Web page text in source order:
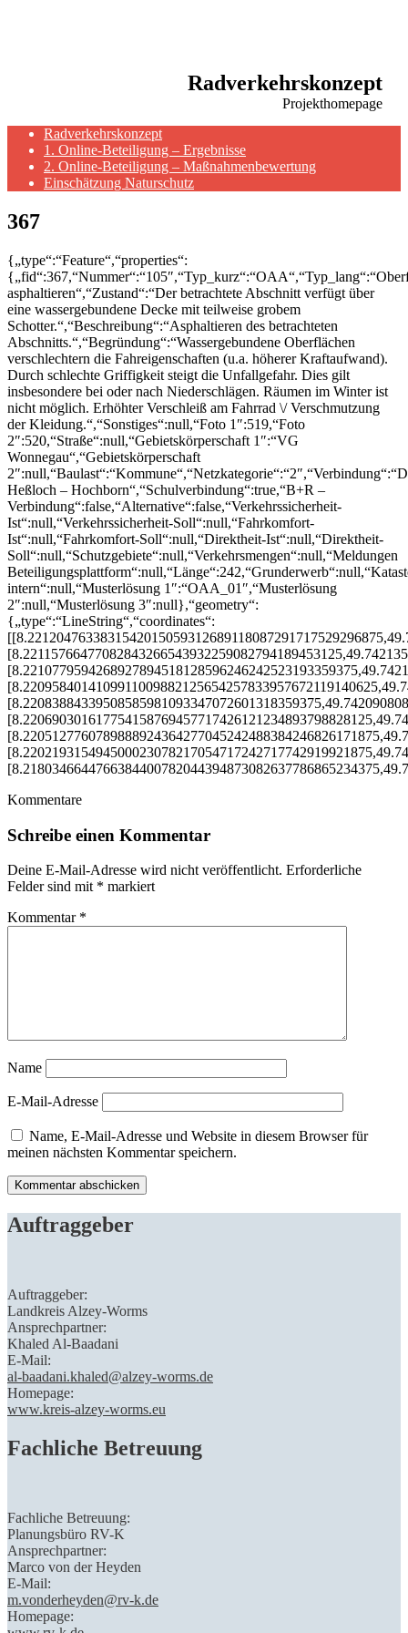
Radverkehrskonzept
Projekthomepage
Radverkehrskonzept
1. Online-Beteiligung – Ergebnisse
2. Online-Beteiligung – Maßnahmenbewertung
Einschätzung Naturschutz
367
{„type“:“Feature“,“properties“:
asphaltieren“,“Zustand“:“Der betrachtete Abschnitt verfügt über
eine wassergebundene Decke mit teilweise grobem
Schotter.“,“Beschreibung“:“Asphaltieren des betrachteten
Abschnitts.“,“Begründung“:“Wassergebundene Oberflächen
verschlechtern die Fahreigenschaften (u.a. höherer Kraftaufwand).
Durch schlechte Griffigkeit steigt die Unfallgefahr. Dies gilt
insbesondere bei oder nach Niederschlägen. Räumen im Winter ist
nicht möglich. Erhöhter Verschleiß am Fahrrad \/ Verschmutzung
der Kleidung.“,“Sonstiges“:null,“Foto 1″:519,“Foto
2″:520,“Straße“:null,“Gebietskörperschaft 1″:“VG
Wonnegau“,“Gebietskörperschaft
Heßloch – Hochborn“,“Schulverbindung“:true,“B+R –
Verbindung“:false,“Alternative“:false,“Verkehrssicherheit-
Ist“:null,“Verkehrssicherheit-Soll“:null,“Fahrkomfort-
Ist“:null,“Fahrkomfort-Soll“:null,“Direktheit-Ist“:null,“Direktheit-
Soll“:null,“Schutzgebiete“:null,“Verkehrsmengen“:null,“Meldungen
intern“:null,“Musterlösung 1″:“OAA_01″,“Musterlösung
2″:null,“Musterlösung 3″:null},“geometry“:
{„type“:“LineString“,“coordinates“:
Kommentare
Schreibe einen Kommentar
Deine E-Mail-Adresse wird nicht veröffentlicht. Erforderliche
Felder sind mit * markiert
Kommentar *
Name
E-Mail-Adresse
Name, E-Mail-Adresse und Website in diesem Browser für
meinen nächsten Kommentar speichern.
Auftraggeber
Auftraggeber:
Landkreis Alzey-Worms
Ansprechpartner:
Khaled Al-Baadani
E-Mail:
al-baadani.khaled@alzey-worms.de
Homepage:
www.kreis-alzey-worms.eu
Fachliche Betreuung
Fachliche Betreuung:
Planungsbüro RV-K
Ansprechpartner:
Marco von der Heyden
E-Mail:
m.vonderheyden@rv-k.de
Homepage: